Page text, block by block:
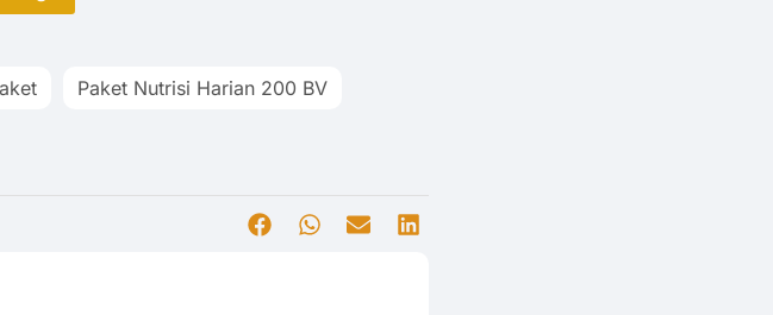
Paket Nutrisi Harian 200 BV